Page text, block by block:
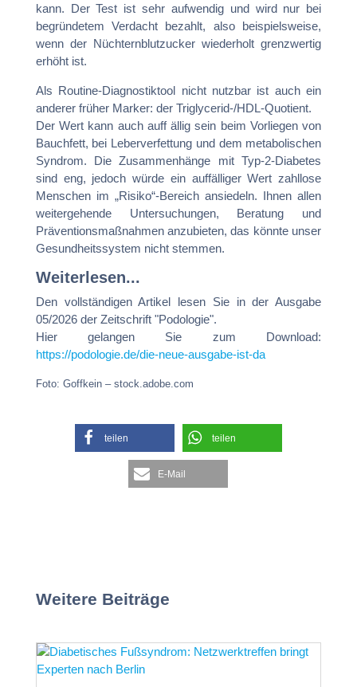
kann. Der Test ist sehr aufwendig und wird nur bei
begründetem Verdacht bezahlt, also beispielsweise,
wenn der Nüchternblutzucker wiederholt grenzwertig
erhöht ist.
Als Routine-Diagnostiktool nicht nutzbar ist auch ein
anderer früher Marker: der Triglycerid-/HDL-Quotient.
Der Wert kann auch auff ällig sein beim Vorliegen von
Bauchfett, bei Leberverfettung und dem metabolischen
Syndrom. Die Zusammenhänge mit Typ-2-Diabetes
sind eng, jedoch würde ein auffälliger Wert zahllose
Menschen im „Risiko“-Bereich ansiedeln. Ihnen allen
weitergehende Untersuchungen, Beratung und
Präventionsmaßnahmen anzubieten, das könnte unser
Gesundheitssystem nicht stemmen.
Weiterlesen...
Den vollständigen Artikel lesen Sie in der Ausgabe
05/2026 der Zeitschrift "Podologie".
Hier gelangen Sie zum Download:
https://podologie.de/die-neue-ausgabe-ist-da
Foto: Goffkein – stock.adobe.com
teilen teilen
E-Mail
Weitere Beiträge